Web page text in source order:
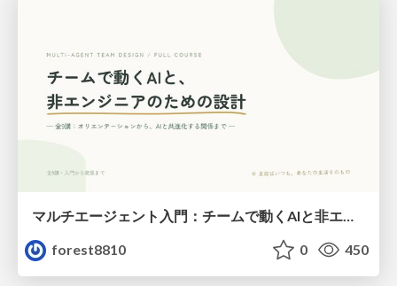
マルチエージェント入門：チームで動くAIと非エンジニアのための設計（Claude Code）
forest8810
0 450